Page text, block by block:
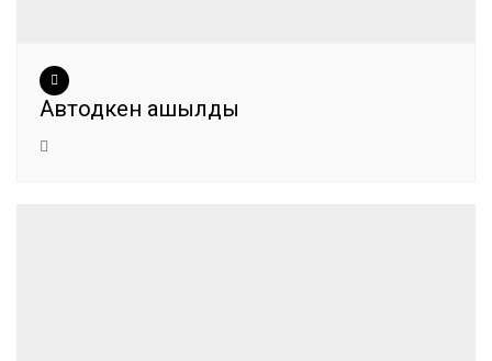
Автодүкен ашылды